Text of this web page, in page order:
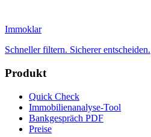
Immoklar
Schneller filtern. Sicherer entscheiden.
Produkt
Quick Check
Immobilienanalyse-Tool
Bankgespräch PDF
Preise